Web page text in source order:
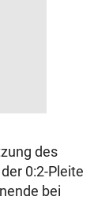
des
0:2-Pleite
bei